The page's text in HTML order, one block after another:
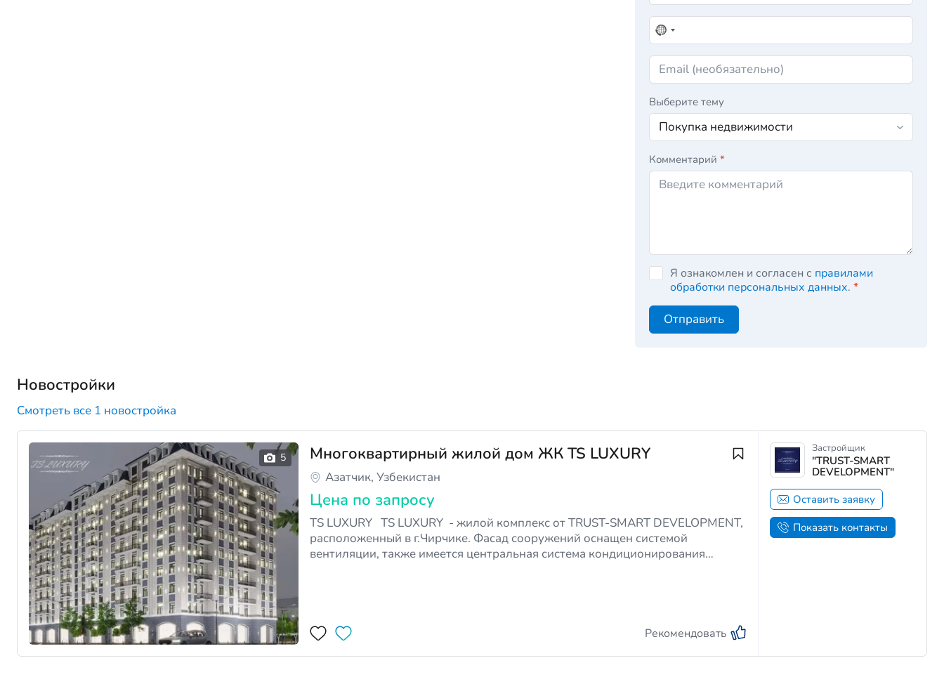
Выберите тему
Комментарий *
Я ознакомлен и согласен с правилами
обработки персональных данных. *
Отправить
Новостройки
Смотреть все 1 новостройка
Многоквартирный жилой дом ЖК TS LUXURY
Азатчик, Узбекистан
Цена по запросу
TS LUXURY TS LUXURY - жилой комплекс от TRUST-SMART DEVELOPMENT,
расположенный в г.Чирчике. Фасад сооружений оснащен системой
вентиляции, также имеется центральная система кондиционирования
Рекомендовать
Застройщик
"TRUST-SMART
DEVELOPMENT"
Оставить заявку
Показать контакты